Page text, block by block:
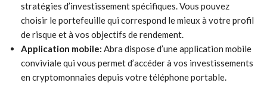
stratégies d’investissement spécifiques. Vous pouvez
choisir le portefeuille qui correspond le mieux à votre profil
de risque et à vos objectifs de rendement.
Application mobile: Abra dispose d’une application mobile
conviviale qui vous permet d’accéder à vos investissements
en cryptomonnaies depuis votre téléphone portable.